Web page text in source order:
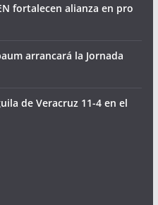
fortalecen alianza en pro
arrancará la Jornada
de Veracruz 11-4 en el